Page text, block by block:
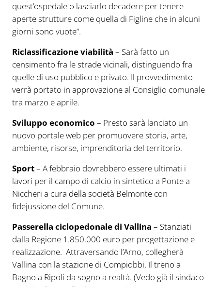
quest’ospedale o lasciarlo decadere per tenere
aperte strutture come quella di Figline che in alcuni
giorni sono vuote”.
Riclassificazione viabilità – Sarà fatto un
censimento fra le strade vicinali, distinguendo fra
quelle di uso pubblico e privato. Il provvedimento
verrà portato in approvazione al Consiglio comunale
tra marzo e aprile.
Sviluppo economico – Presto sarà lanciato un
nuovo portale web per promuovere storia, arte,
ambiente, risorse, imprenditoria del territorio.
Sport– A febbraio dovrebbero essere ultimati i
lavori per il campo di calcio in sintetico a Ponte a
Niccheri a cura della società Belmonte con
fidejussione del Comune.
Passerella ciclopedonale di Vallina – Stanziati
dalla Regione 1.850.000 euro per progettazione e
realizzazione. Attraversando l’Arno, collegherà
Vallina con la stazione di Compiobbi. Il treno a
Bagno a Ripoli da sogno a realtà. (Vedo già il sindaco